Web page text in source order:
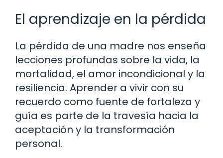
El aprendizaje en la pérdida
La pérdida de una madre nos enseña
lecciones profundas sobre la vida, la
mortalidad, el amor incondicional y la
resiliencia. Aprender a vivir con su
recuerdo como fuente de fortaleza y
guía es parte de la travesía hacia la
aceptación y la transformación
personal.